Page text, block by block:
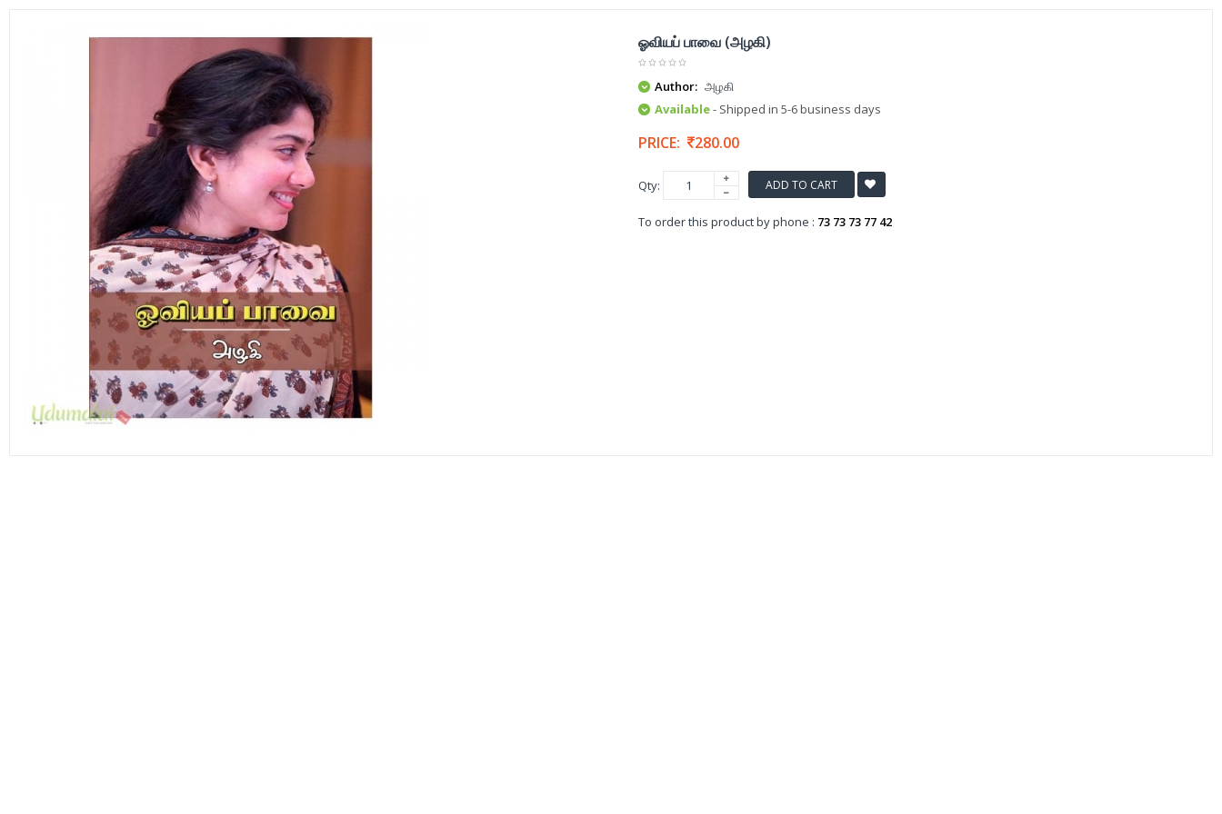
ஓவியப் பாவை (அழகி)
Author: அழகி
Available- Shipped in 5-6 business days
PRICE: 280.00
Qty: ADD TO CART
To order this product by phone : 73 73 73 77 42